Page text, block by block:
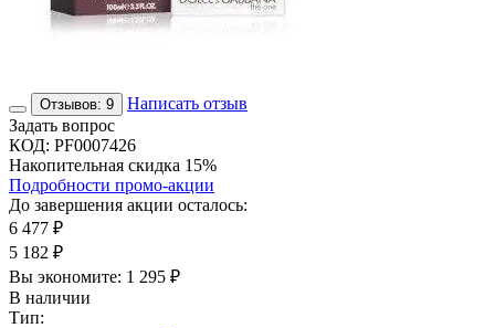
Отзывов: 9
Написать отзыв
Задать вопрос
КОД: PF0007426
Накопительная скидка 15%
Подробности промо-акции
До завершения акции осталось:
6 477 ₽
5 182 ₽
Вы экономите: 1 295 ₽
В наличии
Тип: